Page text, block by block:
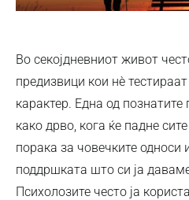
Во секојдневниот живот
предизвици кои нè
карактер. Една од познатите
како дрво, кога ќе падне
порака за човечките односи
поддршката што си ја
Психолозите често ја